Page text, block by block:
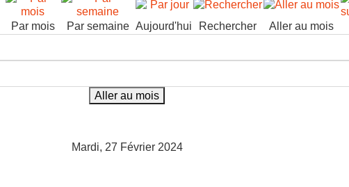
Par mois Par semaine Aujourd'hui Rechercher Aller au mois
Aller au mois
Mardi, 27 Février 2024